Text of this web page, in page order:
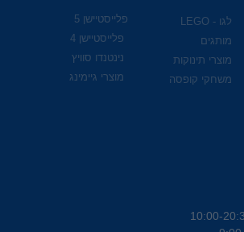
לגו - LEGO
מותגים
מוצרי תינוקות
משחקי קופסה
פלייסטיישן 5
פלייסטיישן 4
נינטנדו סוויץ
מוצרי גיימינג